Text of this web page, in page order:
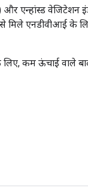
और एन्हांस्ड
एनडीवीआई के
लिए, कम ऊंचाई वाले